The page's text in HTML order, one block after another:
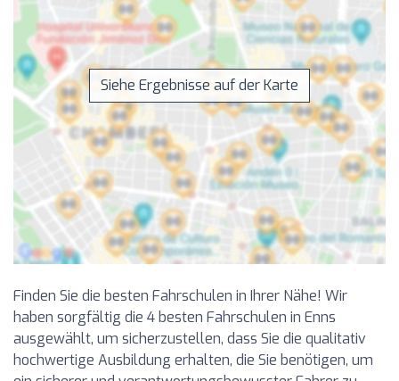
Siehe Ergebnisse auf der Karte
Finden Sie die besten Fahrschulen in Ihrer Nähe! Wir
haben sorgfältig die 4 besten Fahrschulen in Enns
ausgewählt, um sicherzustellen, dass Sie die qualitativ
hochwertige Ausbildung erhalten, die Sie benötigen, um